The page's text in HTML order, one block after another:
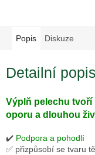
Popis Diskuze
Detailní
Výplň pelechu tvoří
oporu a dlouhou
✔️ Podpora a pohodlí
✅ přizpůsobí se tvaru